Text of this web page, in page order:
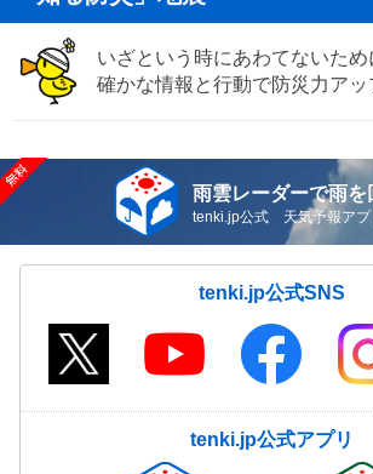
いざという時にあわてないため
確かな情報と行動で防災力アッ
雨雲レーダーで雨を
tenki.jp公式 天気予報アプ
tenki.jp公式SNS
tenki.jp公式アプリ